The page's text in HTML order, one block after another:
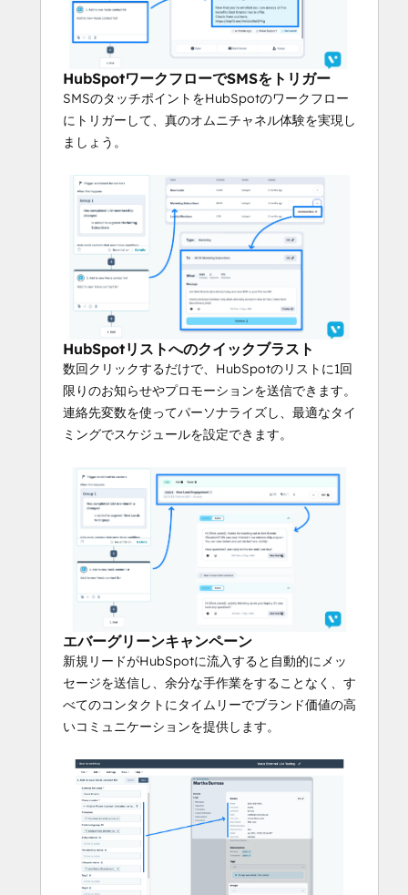
数回クリックするだけで、HubSpotリスト
に1回限りのお知らせやプロモーションを送
信できます。コンタクト変数を使ってパー
ソナライズし、最適なタイミングでスケジ
ュールを設定できます。
エバーグリーンキャンペーン
的にメッセージを送信し、余分な手作業を
することなく、すべてのコンタクトにタイ
ムリーでブランド価値の高いコミュニケー
ションを提供します。
コンタクト属性の同期
HubSpotからVoxieへ、またはVoxieから
HubSpotへコンタクト属性を送信すること
で、プロファイルを充実させ、パーソナラ
イズを向上させます。
Voxieはフランチャイズのために構築され
すべてのロケーションにメッセージを配信
し、すべてのメッセージにブランドを表示
します。
フランチャイジーの自主性と監視の
テンプレートとオーディエンスを使用する
ことで、迅速でオンブランドな展開を可能
にします。
一般的なテキストブラストから進化
ロケーションや個人に合わせたメッセージ
フランチャイズ中心の分析を活用
マクロとミクロのスケールで何が効果的か
を把握します。
エコシステム全体で成功を標準化
全国すべてのフランチャイズ店舗における
HubSpotワークフローでSMSをトリガー
SMSのタッチポイントをHubSpotのワークフロー
にトリガーして、真のオムニチャネル体験を実現し
ましょう。
HubSpotリストへのクイックブラスト
数回クリックするだけで、HubSpotのリストに1回
限りのお知らせやプロモーションを送信できます。
連絡先変数を使ってパーソナライズし、最適なタイ
ミングでスケジュールを設定できます。
エバーグリーンキャンペーン
新規リードがHubSpotに流入すると自動的にメッ
セージを送信し、余分な手作業をすることなく、す
べてのコンタクトにタイムリーでブランド価値の高
いコミュニケーションを提供します。